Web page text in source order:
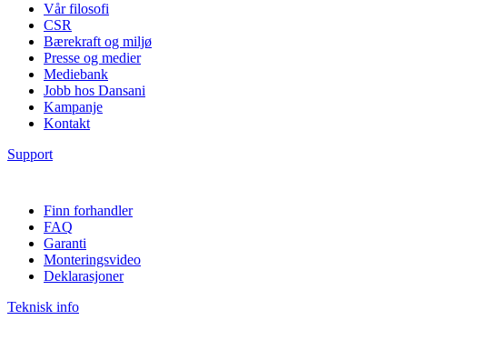
Vår filosofi
CSR
Bærekraft og miljø
Presse og medier
Mediebank
Jobb hos Dansani
Kampanje
Kontakt
Support
Finn forhandler
FAQ
Garanti
Monteringsvideo
Deklarasjoner
Teknisk info